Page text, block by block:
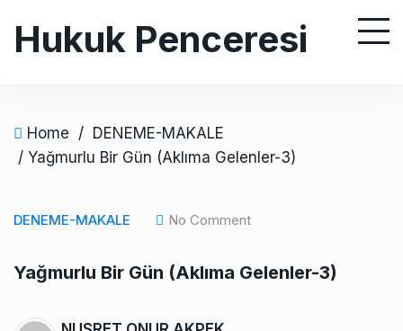
Hukuk Penceresi
Home / DENEME-MAKALE
/ Yağmurlu Bir Gün (Aklıma Gelenler-3)
DENEME-MAKALE No Comment
Yağmurlu Bir Gün (Aklıma Gelenler-3)